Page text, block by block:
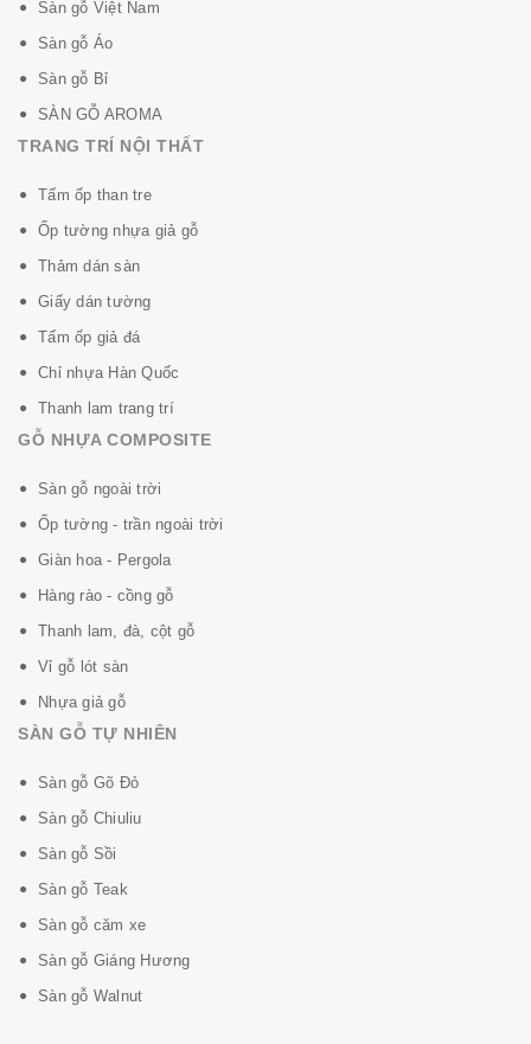
Thông số kỹ thuật:
hiệu
Kích thước
- Kháng nước 100%
- Chống bay màu do tia cực tím
- Vân gỗ đẹp tự nhiên
- Chống ồn, có độ ổn định cao
- Chống mối mọt
Sàn nhựa MEGA WPC
áp, tạo nên không gian yên tĩnh với mọi hoạt động,
không gây ồn ào nói lên sự bền vững, và chắc chắc
Sàn nhựa hèm khóa MEGA WPC có một giải pháp
Sàn gỗ Việt Nam
Sàn gỗ Áo
Sàn gỗ Bỉ
SÀN GỖ AROMA
TRANG TRÍ NỘI THẤT
Tấm ốp than tre
Ốp tường nhựa giả gỗ
Thảm dán sàn
Giấy dán tường
Tấm ốp giả đá
Chỉ nhựa Hàn Quốc
Thanh lam trang trí
GỖ NHỰA COMPOSITE
Sàn gỗ ngoài trời
Ốp tường - trần ngoài trời
Giàn hoa - Pergola
Hàng rào - cồng gỗ
Thanh lam, đà, cột gỗ
Vỉ gỗ lót sàn
Nhựa giả gỗ
SÀN GỖ TỰ NHIÊN
Sàn gỗ Gõ Đỏ
Sàn gỗ Chiuliu
Sàn gỗ Sồi
Sàn gỗ Teak
Sàn gỗ căm xe
Sàn gỗ Giáng Hương
Sàn gỗ Walnut